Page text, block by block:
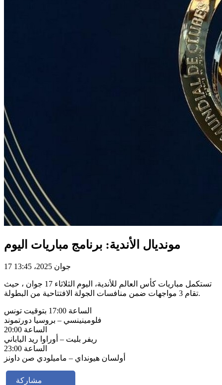
مونديال الأندية: برنامج مباريات اليوم
17 جوان 2025، 13:45
تستكمل مباريات كأس العالم للأندية، اليوم الثلاثاء 17 جوان ، حيث
تقام 3 مواجهات ضمن منافسات الجولة الافتتاحية من البطولة.
الساعة 17:00 بتوقيت تونس
فلومينينسي – بروسيا دورتموند
الساعة 20:00
ريفر بليت – أوراوا ريد الياباني
الساعة 23:00
أولسان هيونداي – ماميلودي صن داونز
مشاركة